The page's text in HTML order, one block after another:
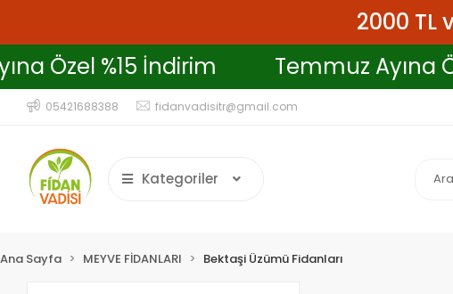
2000 TL
Özel %15 İndirim
Temmuz
05421688388 fidanvadisitr@gmail.com
Kategoriler
Ana Sayfa MEYVE FİDANLARI Bektaşi Üzümü Fidanları